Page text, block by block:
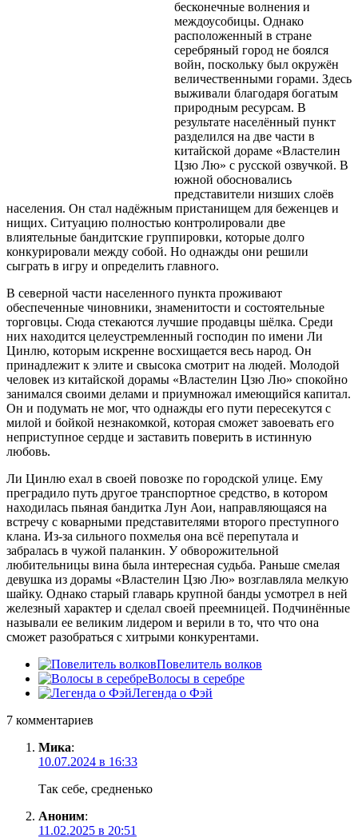
бесконечные волнения и
междоусобицы. Однако
расположенный в стране
серебряный город не боялся
войн, поскольку был окружён
величественными горами. Здесь
выживали благодаря богатым
природным ресурсам. В
результате населённый пункт
разделился на две части в
китайской дораме «Властелин
Цзю Лю» с русской озвучкой. В
южной обосновались
представители низших слоёв
населения. Он стал надёжным пристанищем для беженцев и
нищих. Ситуацию полностью контролировали две
влиятельные бандитские группировки, которые долго
конкурировали между собой. Но однажды они решили
сыграть в игру и определить главного.
В северной части населенного пункта проживают
обеспеченные чиновники, знаменитости и состоятельные
торговцы. Сюда стекаются лучшие продавцы шёлка. Среди
них находится целеустремленный господин по имени Ли
Цинлю, которым искренне восхищается весь народ. Он
принадлежит к элите и свысока смотрит на людей. Молодой
человек из китайской дорамы «Властелин Цзю Лю» спокойно
занимался своими делами и приумножал имеющийся капитал.
Он и подумать не мог, что однажды его пути пересекутся с
милой и бойкой незнакомкой, которая сможет завоевать его
неприступное сердце и заставить поверить в истинную
любовь.
Ли Цинлю ехал в своей повозке по городской улице. Ему
преградило путь другое транспортное средство, в котором
находилась пьяная бандитка Лун Аои, направляющаяся на
встречу с коварными представителями второго преступного
клана. Из-за сильного похмелья она всё перепутала и
забралась в чужой паланкин. У обворожительной
любительницы вина была интересная судьба. Раньше смелая
девушка из дорамы «Властелин Цзю Лю» возглавляла мелкую
шайку. Однако старый главарь крупной банды усмотрел в ней
железный характер и сделал своей преемницей. Подчинённые
называли ее великим лидером и верили в то, что что она
сможет разобраться с хитрыми конкурентами.
Повелитель волков
Волосы в серебре
Легенда о Фэй
7 комментариев
Мика:
10.07.2024 в 16:33
Так себе, средненько
Аноним:
11.02.2025 в 20:51